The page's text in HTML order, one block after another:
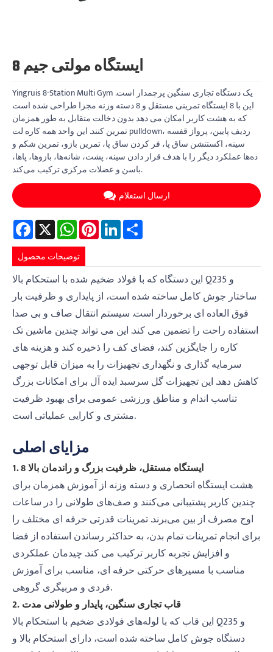
8 ایستگاه مولتی جیم
Yingruis 8-Station Multi Gym یک دستگاه تجاری سنگین پرچمدار است.
این با 8 ایستگاه تمرینی مستقل و 8 دسته وزنه مجزا طراحی شده است
که به هشت کاربر امکان می دهد بدون دخالت متقابل به طور همزمان
تمرین کنند. این واحد همه کاره لت pulldown، ردیف پایین، پرواز قفسه
سینه، اکستنشن ساق پا، فر کردن ساق پا، تمرین بازو، تمرین شکم و
ده‌ها عملکرد دیگر را با هدف قرار دادن سینه، پشت، شانه‌ها، بازوها، پاها،
باسن و عضلات مرکزی ترکیب می‌کند.
ارسال استعلام
Facebook
X WhatsAppPinterestLinkedIn
توضیحات محصول
این دستگاه که با فولاد ضخیم شده با استحکام بالا Q235 و
ساختار جوش کامل ساخته شده است، از پایداری و ظرفیت بار
فوق العاده ای برخوردار است. سیستم انتقال صاف و بی صدا
استفاده راحت را تضمین می کند. این می تواند چندین ماشین تک
کاره را جایگزین کند، فضای کف را ذخیره کند و هزینه های
سرمایه گذاری و نگهداری تجهیزات را به میزان قابل توجهی
کاهش دهد. این تجهیزات گل سرسبد ایده آل برای امکانات بزرگ
تناسب اندام و مناطق ورزشی عمومی برای بهبود ظرفیت
مشتری و کارایی عملیاتی است.
مزایای اصلی
1. 8 ایستگاه مستقل، ظرفیت بزرگ و راندمان بالا
هشت ایستگاه انحصاری و دسته وزنه از آموزش همزمان برای
چندین کاربر پشتیبانی می‌کنند و صف‌های طولانی را در ساعات
اوج مصرف از بین می‌برند. تمرینات قدرتی حرفه ای مختلف را
برای انجام تمرینات تمام بدن، به حداکثر رساندن استفاده از فضا
و افزایش تجربه کاربر ترکیب می کند. چیدمان عملکردی
مناسب با مسیرهای حرکتی حرفه ای، مناسب برای آموزش
فردی و مربیگری گروهی.
2. قاب تجاری سنگین، پایدار و طولانی مدت
این قاب که با لوله‌های فولادی ضخیم با استحکام بالا Q235 و
دستگاه جوش کامل ساخته شده است، دارای استحکام بالا و